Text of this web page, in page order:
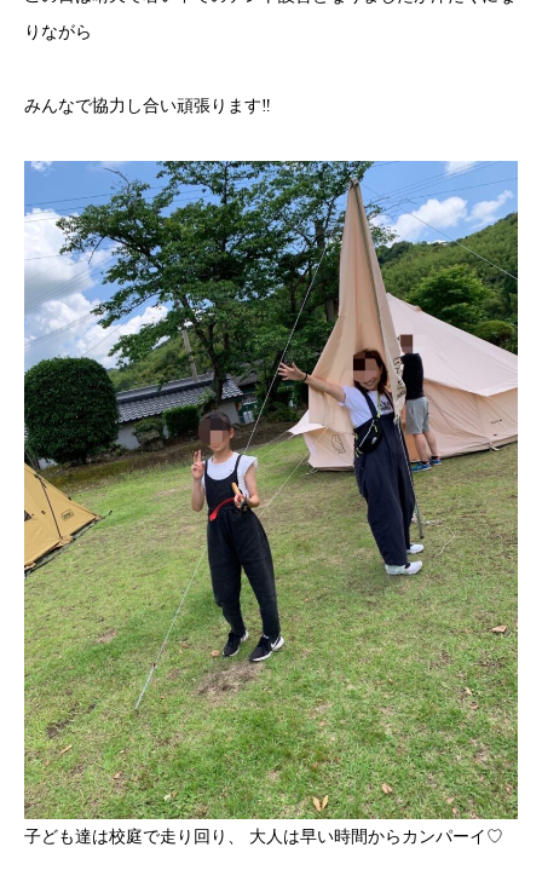
りながら
みんなで協力し合い頑張ります‼︎
子ども達は校庭で走り回り、 大人は早い時間からカンパーイ♡